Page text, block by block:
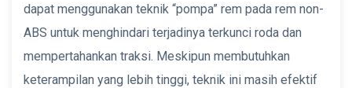
dapat menggunakan teknik “pompa” rem pada rem non-
ABS untuk menghindari terjadinya terkunci roda dan
mempertahankan traksi. Meskipun membutuhkan
keterampilan yang lebih tinggi, teknik ini masih efektif